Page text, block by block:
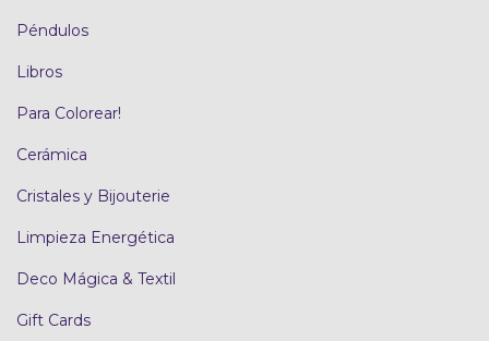
Péndulos
Libros
Para Colorear!
Cerámica
Cristales y Bijouterie
Limpieza Energética
Deco Mágica & Textil
Gift Cards